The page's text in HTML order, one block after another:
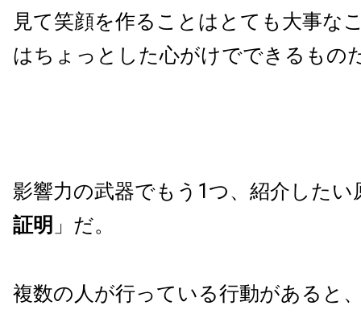
見て笑顔を作ることはとても大事な
はちょっとした心がけでできるもの
影響力の武器でもう1つ、紹介したい
証明 」だ。
複数の人が行っている行動があると